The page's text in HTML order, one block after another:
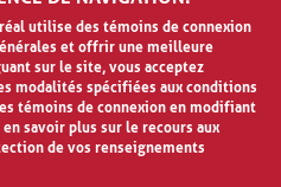
utilise des témoins de connexion
et offrir une meilleure
sur le site, vous acceptez
modalités spécifiées aux conditions
témoins de connexion en modifiant
savoir plus sur le recours aux
de vos renseignements